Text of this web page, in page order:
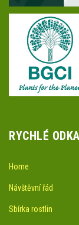
RYCHLÉ
Home
Návštěvní řád
Sbírka rostlin